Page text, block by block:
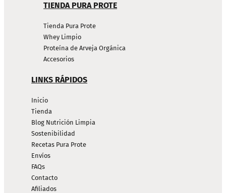
TIENDA PURA PROTE
Tienda Pura Prote
Whey Limpio
Proteína de Arveja Orgánica
Accesorios
LINKS RÁPIDOS
Inicio
Tienda
Blog Nutrición Limpia
Sostenibilidad
Recetas Pura Prote
Envíos
FAQs
Contacto
Afiliados